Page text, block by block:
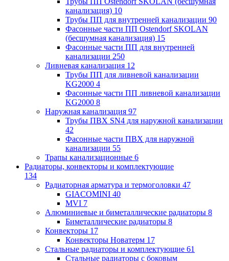
канализация) 10
Трубы ПП для внутренней канализации 90
Фасонные части ПП Ostendorf SKOLAN
(бесшумная канализация) 15
Фасонные части ПП для внутренней
канализации 250
Ливневая канализация 12
Трубы ПП для ливневой канализации
KG2000 4
Фасонные части ПП ливневой канализации
KG2000 8
Наружная канализация 97
Трубы ПВХ SN4 для наружной канализации
42
Фасонные части ПВХ для наружной
канализации 55
Трапы канализационные 6
Радиаторы, конвекторы и комплектующие
134
Радиаторная арматура и термоголовки 47
GIACOMINI 40
MVI 7
Алюминиевые и биметаллические радиаторы 8
Биметаллические радиаторы 8
Конвекторы 17
Конвекторы Новатерм 17
Стальные радиаторы и комплектующие 61
Стальные радиаторы с боковым